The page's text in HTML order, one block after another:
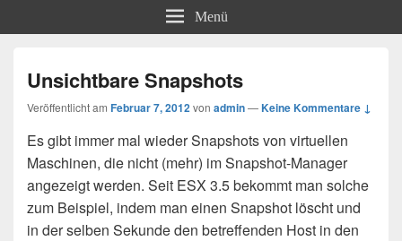
Menü
Unsichtbare Snapshots
Veröffentlicht am Februar 7, 2012von admin—Keine Kommentare ↓
Es gibt immer mal wieder Snapshots von virtuellen
Maschinen, die nicht (mehr) im Snapshot-Manager
angezeigt werden. Seit ESX 3.5 bekommt man solche
zum Beispiel, indem man einen Snapshot löscht und
in der selben Sekunde den betreffenden Host in den